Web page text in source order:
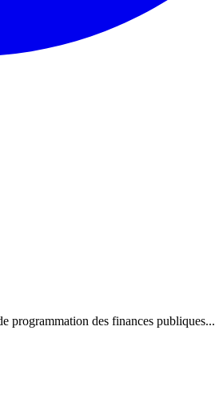
programmation des finances publiques...